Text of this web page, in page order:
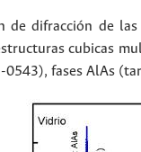
de difracción de
cubicas
0543), fases AlAs